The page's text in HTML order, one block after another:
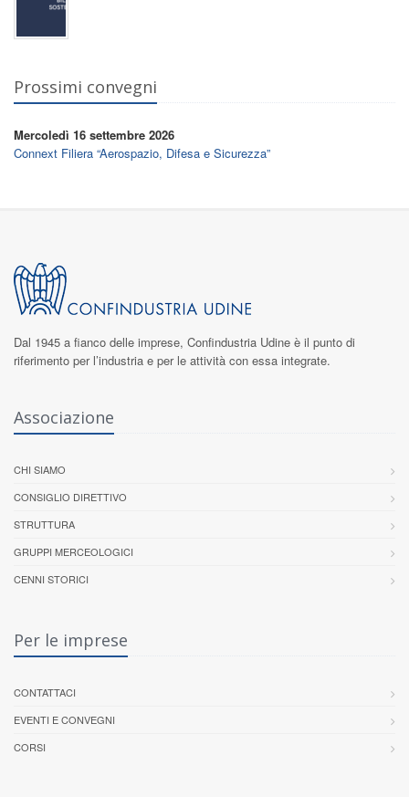
Prossimi convegni
Mercoledì 16 settembre 2026
Connext Filiera “Aerospazio, Difesa e Sicurezza”
Dal 1945 a fianco delle imprese, Confindustria Udine è il punto di
riferimento per l’industria e per le attività con essa integrate.
Associazione
CHI SIAMO
CONSIGLIO DIRETTIVO
STRUTTURA
GRUPPI MERCEOLOGICI
CENNI STORICI
Per le imprese
CONTATTACI
EVENTI E CONVEGNI
CORSI